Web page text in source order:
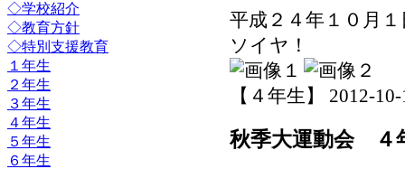
◇学校紹介
◇教育方針
◇特別支援教育
１年生
２年生
３年生
４年生
５年生
６年生
平成２４年１０月１
ソイヤ！
【４年生】 2012-
秋季大運動会